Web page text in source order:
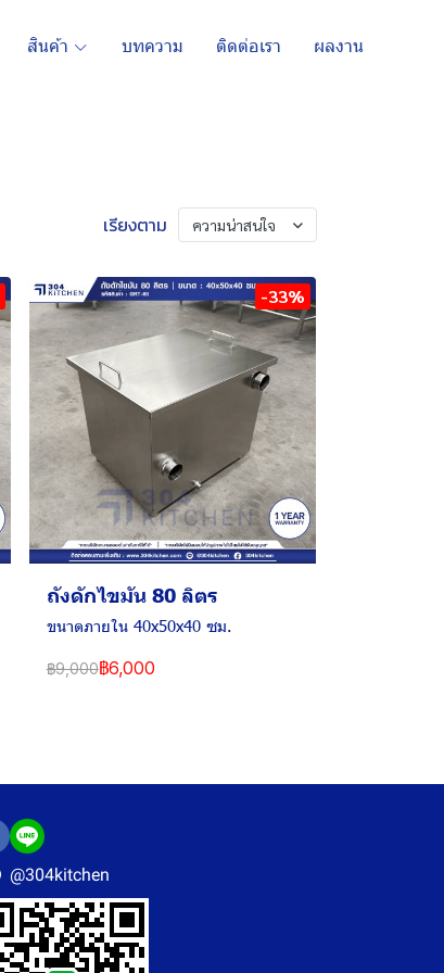
สินค้า บทความ ติดต่อเรา ผลงาน
เรียงตาม ความน่าสนใจ
-33%
ถังดักไขมัน 80 ลิตร
ขนาดภายใน 40x50x40 ซม.
฿9,000฿6,000
@304kitchen